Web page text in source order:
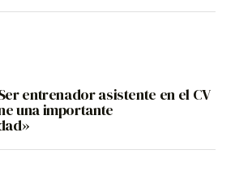
entrenador asistente en el CV
una importante